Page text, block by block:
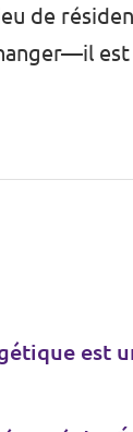
de
est